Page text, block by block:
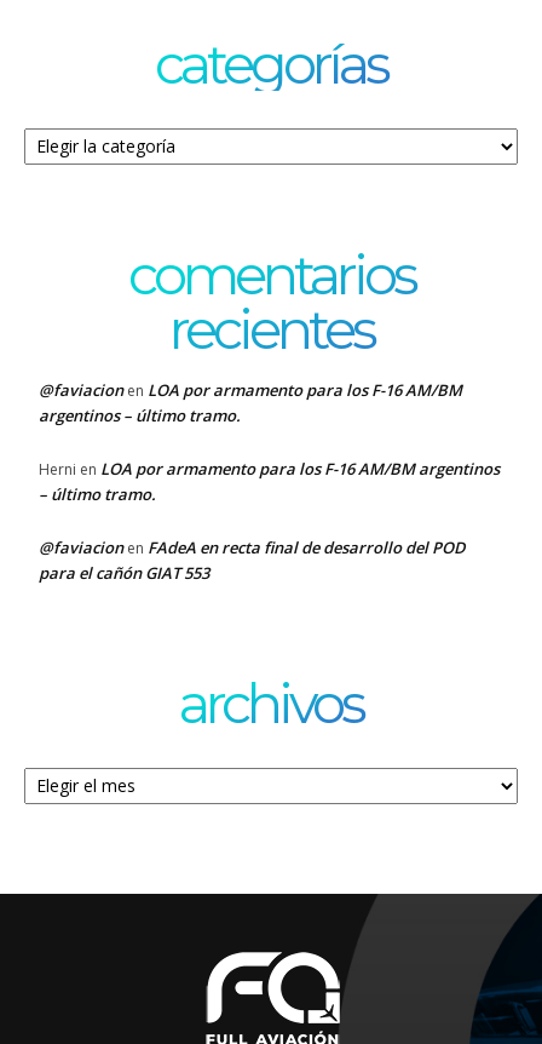
categorías
Categorías
comentarios
recientes
@faviacionen LOA por armamento para los F-16 AM/BM
argentinos – último tramo.
Herni en LOA por armamento para los F-16 AM/BM argentinos
– último tramo.
@faviacionen FAdeA en recta final de desarrollo del POD
para el cañón GIAT 553
archivos
Archivos